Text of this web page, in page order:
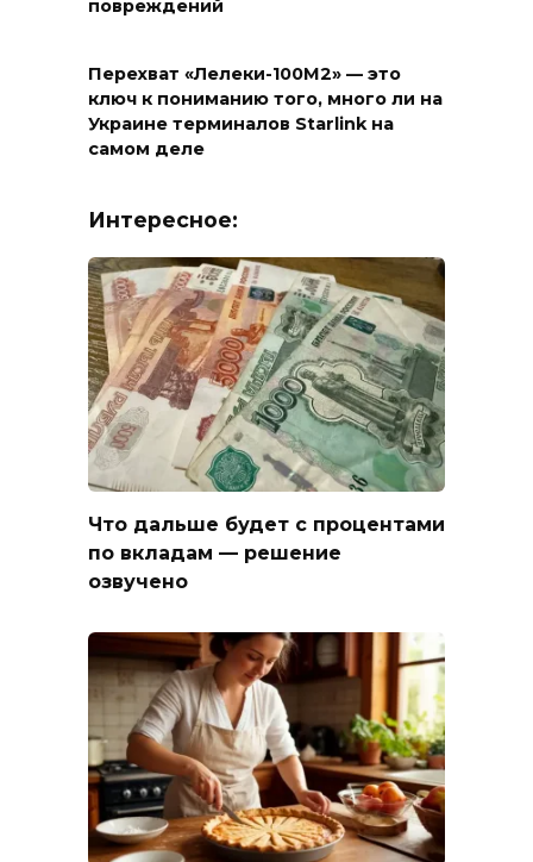
повреждений
Перехват «Лелеки-100М2» — это
ключ к пониманию того, много ли на
Украине терминалов Starlink на
самом деле
Интересное:
Что дальше будет с процентами
по вкладам — решение
озвучено